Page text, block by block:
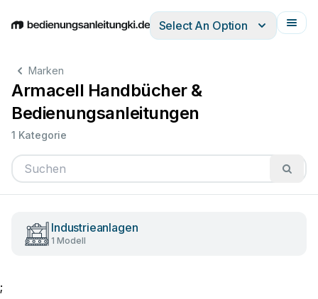
EnglishDeutschEspañolItalianoFrançais
Select An Option
Marken
Armacell Handbücher &
Bedienungsanleitungen
1 Kategorie
Industrieanlagen
1 Modell
;